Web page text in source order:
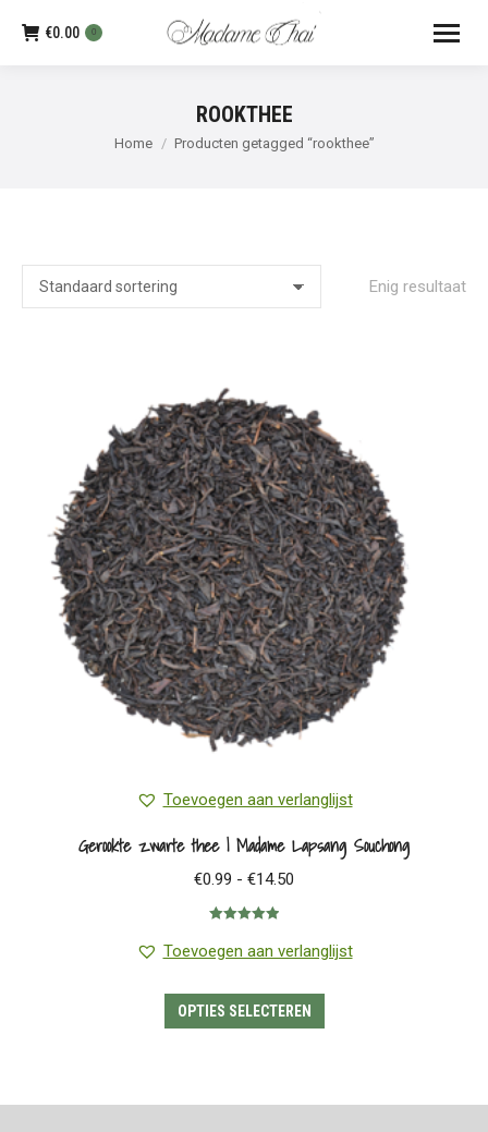
€0.00 0
ROOKTHEE
Je bent hier:
Home Producten getagged “rookthee”
Enig resultaat
Toevoegen aan verlanglijst
Gerookte zwarte thee | Madame Lapsang Souchong
€0.99 - €14.50
€14.50
5.00 uit 5
Toevoegen aan verlanglijst
OPTIES SELECTEREN